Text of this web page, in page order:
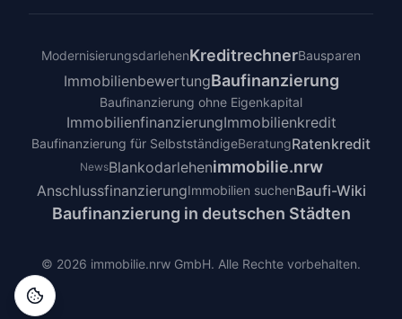
ModernisierungsdarlehenKreditrechnerBausparen
ImmobilienbewertungBaufinanzierung
Baufinanzierung ohne Eigenkapital
ImmobilienfinanzierungImmobilienkredit
Baufinanzierung für SelbstständigeBeratungRatenkredit
NewsBlankodarlehenimmobilie.nrw
AnschlussfinanzierungImmobilien suchenBaufi-Wiki
Baufinanzierung in deutschen Städten
© 2026 immobilie.nrw GmbH. Alle Rechte vorbehalten.